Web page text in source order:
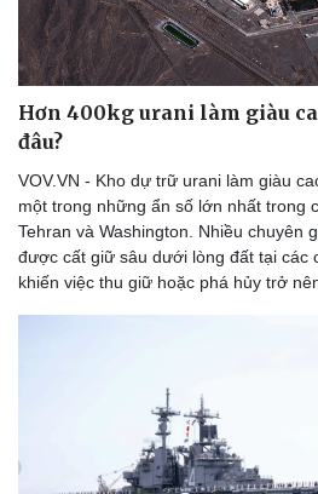
Hơn 400kg urani làm giàu
đâu?
VOV.VN - Kho dự trữ urani làm giàu
một trong những ẩn số lớn nhất trong
Tehran và Washington. Nhiều chuyên
được cất giữ sâu dưới lòng đất tại các
khiến việc thu giữ hoặc phá hủy trở